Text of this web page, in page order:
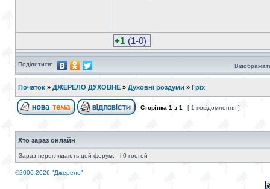
+1 (1-0)
Поділитися:
Початок » ДЖЕРЕЛО ДУХОВНЕ » Духовні роздуми » Гріх
Сторінка 1 з 1 [ 1 повідомлення ]
Хто зараз онлайн
Зараз переглядають цей форум: - і 0 гостей
©2006-2026 "Джерело"